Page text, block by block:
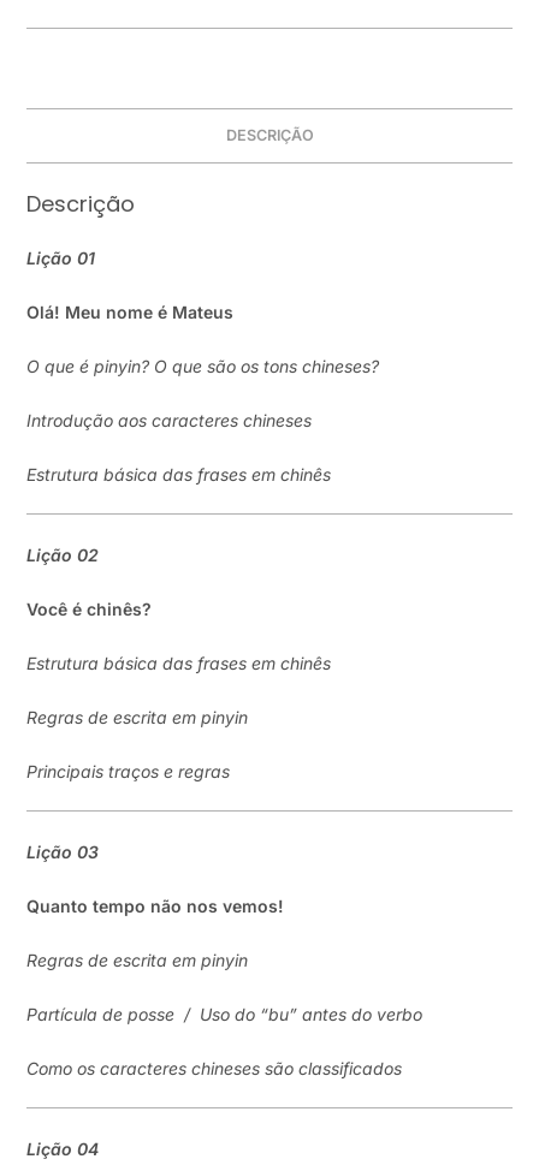
DESCRIÇÃO
Descrição
Lição 01
Olá! Meu nome é Mateus
O que é pinyin? O que são os tons chineses?
Introduçãoaos caracteres chineses
Estrutura básica das frases em chinês
Lição02
Você é chinês?
Estrutura básica das frases em chinês
Regras de escrita em pinyin
Principais traços e regras
Lição03
Quanto tempo não nos vemos!
Regras de escrita em pinyin
Partícula de posse / Uso do “bu” antes do verbo
Como os caracteres chineses são classificados
Lição04